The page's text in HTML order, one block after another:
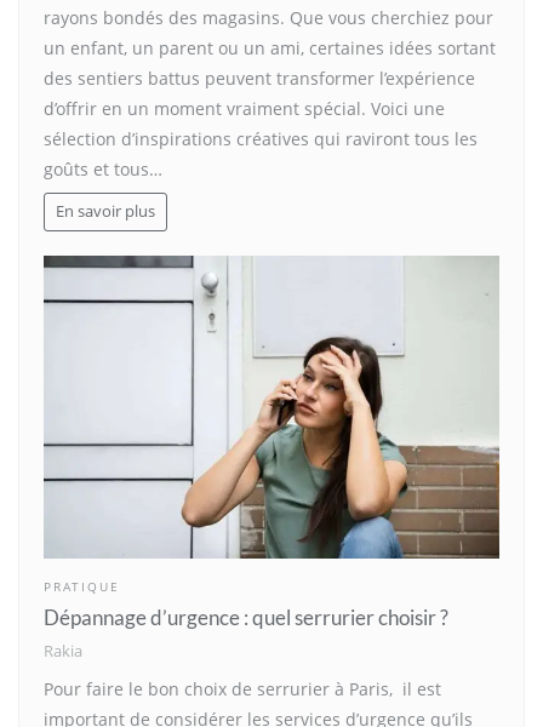
rayons bondés des magasins. Que vous cherchiez pour
un enfant, un parent ou un ami, certaines idées sortant
des sentiers battus peuvent transformer l’expérience
d’offrir en un moment vraiment spécial. Voici une
sélection d’inspirations créatives qui raviront tous les
goûts et tous…
En savoir plus
PRATIQUE
Dépannage d’urgence : quel serrurier choisir ?
Rakia
Pour faire le bon choix de serrurier à Paris, il est
important de considérer les services d’urgence qu’ils